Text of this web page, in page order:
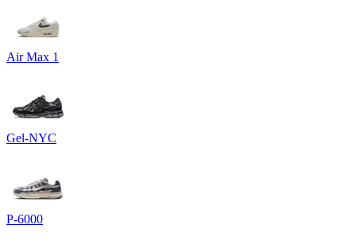
Air Max 1
Gel-NYC
P-6000